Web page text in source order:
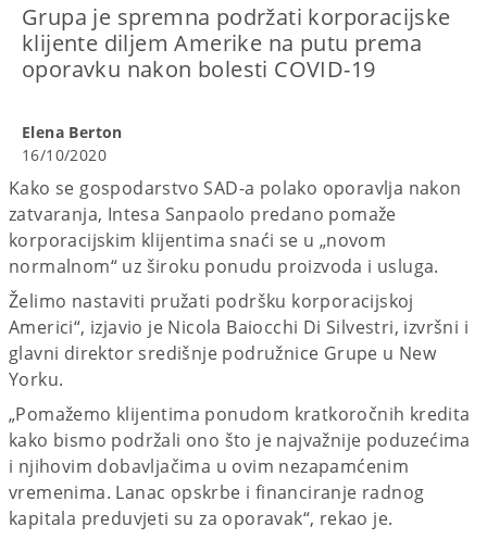
Grupa je spremna podržati korporacijske
klijente diljem Amerike na putu prema
oporavku nakon bolesti COVID-19
Elena Berton
16/10/2020
Kako se gospodarstvo SAD-a polako oporavlja nakon
zatvaranja, Intesa Sanpaolo predano pomaže
korporacijskim klijentima snaći se u „novom
normalnom“ uz široku ponudu proizvoda i usluga.
Želimo nastaviti pružati podršku korporacijskoj
Americi“, izjavio je Nicola Baiocchi Di Silvestri, izvršni i
glavni direktor središnje podružnice Grupe u New
Yorku.
„Pomažemo klijentima ponudom kratkoročnih kredita
kako bismo podržali ono što je najvažnije poduzećima
i njihovim dobavljačima u ovim nezapamćenim
vremenima. Lanac opskrbe i financiranje radnog
kapitala preduvjeti su za oporavak“, rekao je.